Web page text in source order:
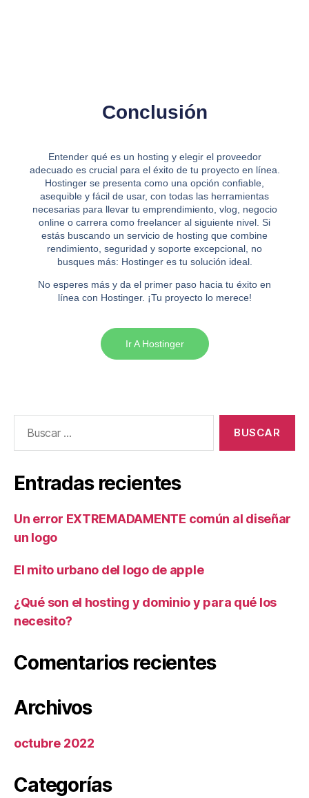
Conclusión
Entender qué es un hosting y elegir el proveedor
adecuado es crucial para el éxito de tu proyecto en línea.
Hostinger se presenta como una opción confiable,
asequible y fácil de usar, con todas las herramientas
necesarias para llevar tu emprendimiento, vlog, negocio
online o carrera como freelancer al siguiente nivel. Si
estás buscando un servicio de hosting que combine
rendimiento, seguridad y soporte excepcional, no
busques más: Hostinger es tu solución ideal.
No esperes más y da el primer paso hacia tu éxito en
línea con Hostinger. ¡Tu proyecto lo merece!
Ir A Hostinger
Entradas recientes
Un error EXTREMADAMENTE común al diseñar
un logo
El mito urbano del logo de apple
¿Qué son el hosting y dominio y para qué los
necesito?
Comentarios recientes
Archivos
octubre 2022
Categorías